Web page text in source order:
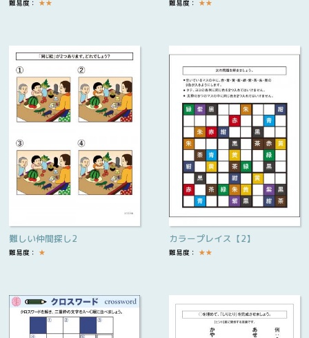
難易度： ★★ 難易度： ★★
難しい仲間探し2
難易度： ★
カラープレイス【2】
難易度： ★★